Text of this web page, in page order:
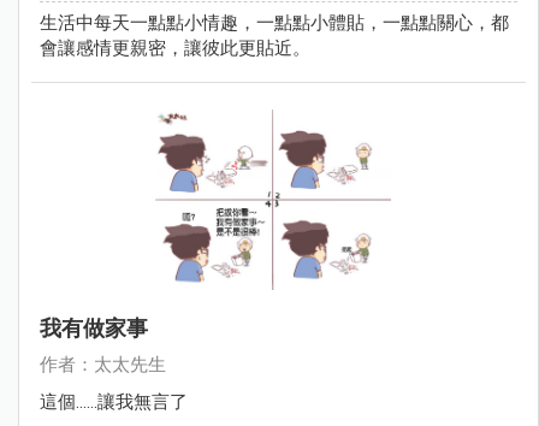
生活中每天一點點小情趣，一點點小體貼，一點點關心，都
會讓感情更親密，讓彼此更貼近。
我有做家事
作者：太太先生
這個......讓我無言了